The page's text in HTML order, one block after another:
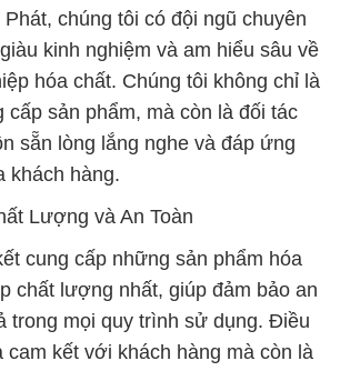
chúng tôi có đội ngũ chuyên
kinh nghiệm và am hiểu sâu về
hóa chất. Chúng tôi không chỉ là
cấp sản phẩm, mà còn là đối tác
sẵn lòng lắng nghe và đáp ứng
khách hàng.
Lượng và An Toàn
cung cấp những sản phẩm hóa
chất lượng nhất, giúp đảm bảo an
trong mọi quy trình sử dụng. Điều
cam kết với khách hàng mà còn là